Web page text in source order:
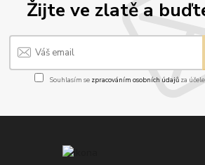
Žijte ve zlatě a
Souhlasím se zpracováním osobních údajůza